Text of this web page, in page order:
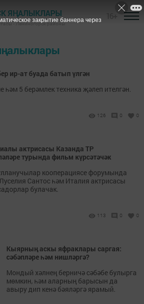
ЯҢАЛЫКЛАРЫ
- Лениногорск районы
ир-ат буада батып үлгән
һәм 5 берәмлек техника җәлеп ителгән.
126 0 0
актрисасы Казанда ТР
турында фильм күрсәтәчәк
кооперациясе форумында
Сантос һәм Италия актрисасы
булачак.
113 0 0
Кыярның аскы яфраклары саргая:
сәбәпләре һәм нишләргә?
Мондый хәлнең берничә сәбәбе булырга
мөмкин, һәм аларның барысын да
авыру дип кенә бәяләргә ярамый.
закрытие баннера через